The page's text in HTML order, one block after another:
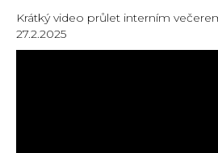
Krátký video průlet interním
27.2.2025